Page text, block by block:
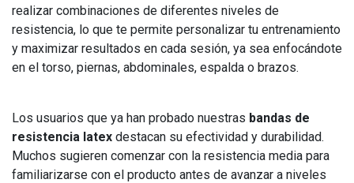
realizar combinaciones de diferentes niveles de
resistencia, lo que te permite personalizar tu entrenamiento
y maximizar resultados en cada sesión, ya sea enfocándote
en el torso, piernas, abdominales, espalda o brazos.
Los usuarios que ya han probado nuestras bandas de
resistencia latex destacan su efectividad y durabilidad.
Muchos sugieren comenzar con la resistencia media para
familiarizarse con el producto antes de avanzar a niveles